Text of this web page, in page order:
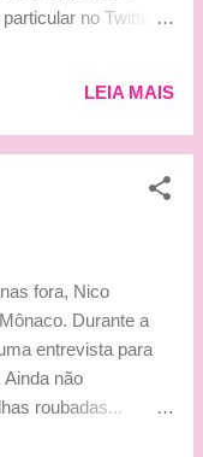
no Twitter
o país
de R$ 20 milhões)
aos cofres
seu Twitter após
que ele [o
É por
o dirigente
circuitos novos
LEIA MAIS
fora, Nico
Durante a
entrevista para
não
roubadas...